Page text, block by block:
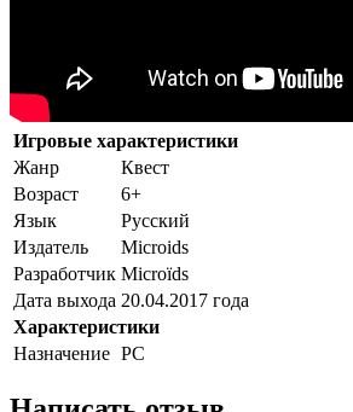
Игровые характеристики
Жанр
Квест
Возраст
6+
Язык
Русский
Издатель
Microids
Разработчик Microïds
Дата выхода 20.04.2017 года
Характеристики
Назначение PC